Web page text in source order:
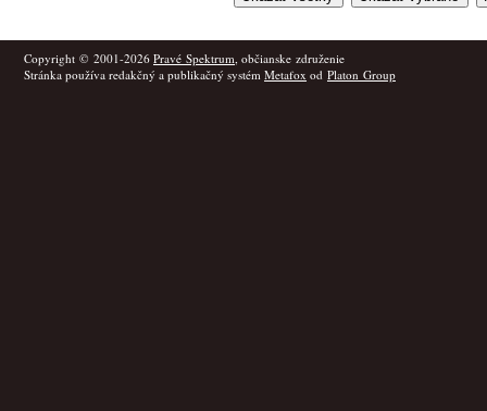
Copyright © 2001-2026 Pravé Spektrum, občianske združenie
Stránka používa redakčný a publikačný systém Metafox od Platon Group